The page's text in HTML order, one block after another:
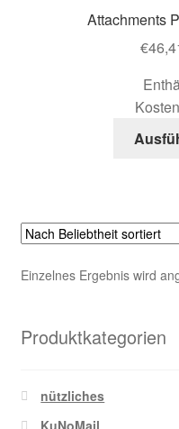
Richtlinie für
Warenkorb
Warenkorb
Zahlungsmöglichkeiten
Attachments
€
Einzelnes Ergebnis wird
Produktkategorien
nützliches